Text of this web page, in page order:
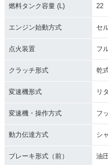
燃料タンク容量 (L) 22
エンジン始動方式 セ
点火装置 フ
クラッチ形式 乾
変速機形式 リ
変速機・操作方式 フ
動力伝達方式 シ
ブレーキ形式（前） 油